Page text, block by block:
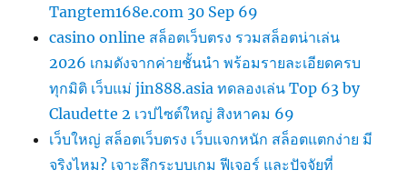
Tangtem168e.com 30 Sep 69
casino online สล็อตเว็บตรง รวมสล็อตน่าเล่น
2026 เกมดังจากค่ายชั้นนำ พร้อมรายละเอียดครบ
ทุกมิติ เว็บแม่ jin888.asia ทดลองเล่น Top 63 by
Claudette 2 เวปไซต์ใหญ่ สิงหาคม 69
เว็บใหญ่ สล็อตเว็บตรง เว็บแจกหนัก สล็อตแตกง่าย มี
จริงไหม? เจาะลึกระบบเกม ฟีเจอร์ และปัจจัยที่